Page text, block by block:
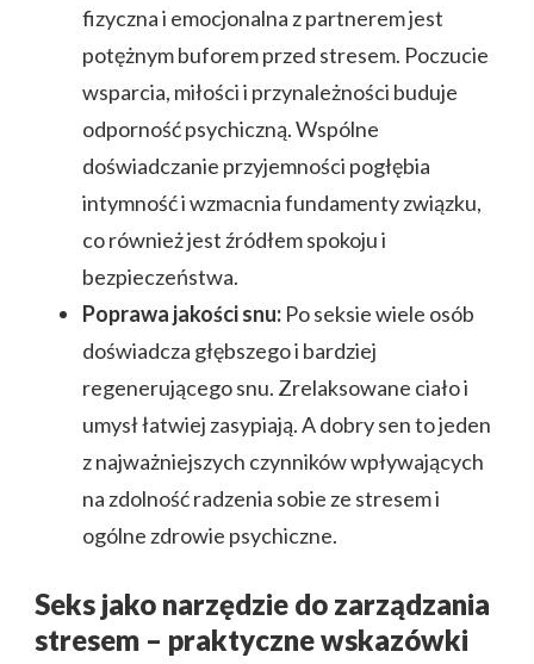
fizyczna i emocjonalna z partnerem jest
potężnym buforem przed stresem. Poczucie
wsparcia, miłości i przynależności buduje
odporność psychiczną. Wspólne
doświadczanie przyjemności pogłębia
intymność i wzmacnia fundamenty związku,
co również jest źródłem spokoju i
bezpieczeństwa.
Poprawa jakości snu: Po seksie wiele osób
doświadcza głębszego i bardziej
regenerującego snu. Zrelaksowane ciało i
umysł łatwiej zasypiają. A dobry sen to jeden
z najważniejszych czynników wpływających
na zdolność radzenia sobie ze stresem i
ogólne zdrowie psychiczne.
Seks jako narzędzie do zarządzania
stresem – praktyczne wskazówki